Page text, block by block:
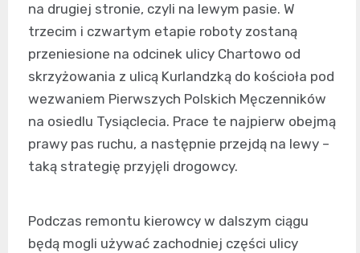
na drugiej stronie, czyli na lewym pasie. W
trzecim i czwartym etapie roboty zostaną
przeniesione na odcinek ulicy Chartowo od
skrzyżowania z ulicą Kurlandzką do kościoła pod
wezwaniem Pierwszych Polskich Męczenników
na osiedlu Tysiąclecia. Prace te najpierw obejmą
prawy pas ruchu, a następnie przejdą na lewy –
taką strategię przyjęli drogowcy.
Podczas remontu kierowcy w dalszym ciągu
będą mogli używać zachodniej części ulicy